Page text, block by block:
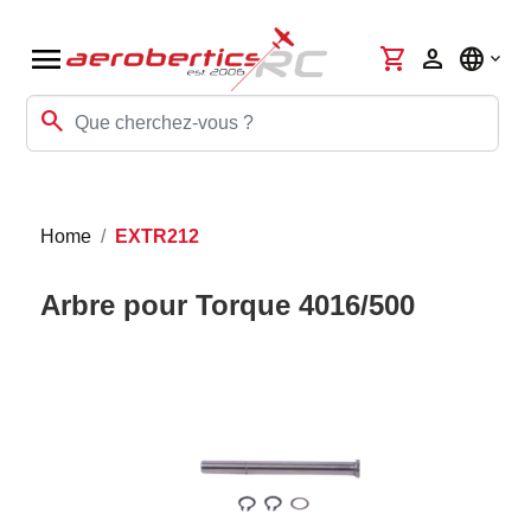
menu
search
shopping_cart person language
Home EXTR212
Arbre pour Torque 4016/500